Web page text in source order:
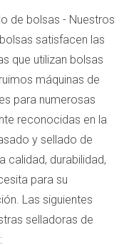
de bolsas - Nuestros
satisfacen las
que utilizan bolsas
máquinas de
para numerosas
reconocidas en la
y sellado de
calidad, durabilidad,
para su
Las siguientes
selladoras de